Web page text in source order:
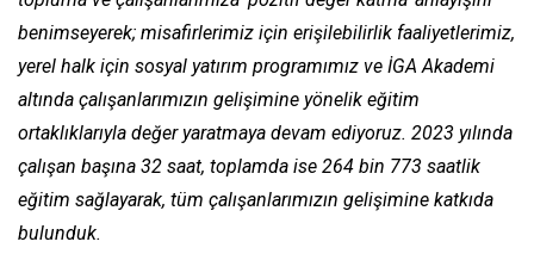
benimseyerek; misafirlerimiz için erişilebilirlik faaliyetlerimiz,
yerel halk için sosyal yatırım programımız ve İGA Akademi
altında çalışanlarımızın gelişimine yönelik eğitim
ortaklıklarıyla değer yaratmaya devam ediyoruz. 2023 yılında
çalışan başına 32 saat, toplamda ise 264 bin 773 saatlik
eğitim sağlayarak, tüm çalışanlarımızın gelişimine katkıda
bulunduk.